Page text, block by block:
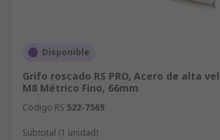
Disponible
Grifo roscado RS PRO, Acero de alta
M8 Métrico Fino, 66mm
Código RS 522-7569
Subtotal (1 unidad)